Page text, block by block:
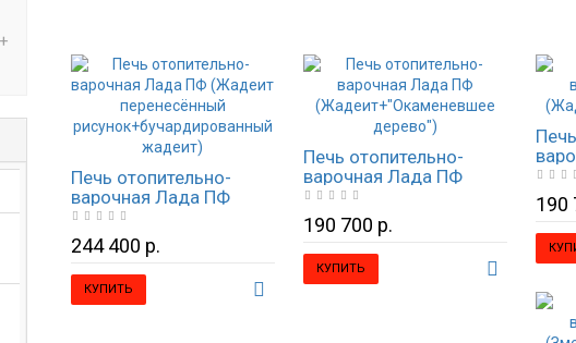
Печь отопительно-
варочная Лада ПФ
(Жадеит перенесённый
рисунок+бучардированный
жадеит)
244 400 р.
КУПИТЬ
Печь отопительно-
варочная Лада ПФ
(Жадеит+"Окаменевшее
дерево")
190 700 р.
КУПИТЬ
190